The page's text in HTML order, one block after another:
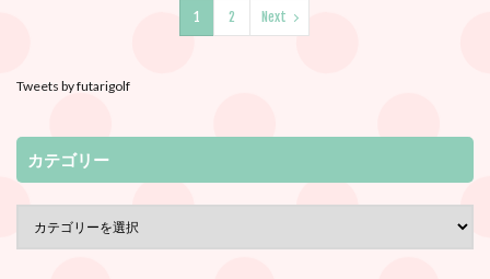
1 2 Next
Tweets by futarigolf
カテゴリー